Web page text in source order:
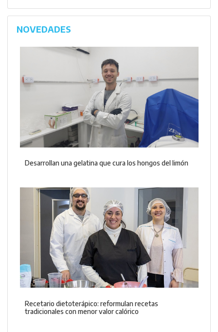
NOVEDADES
Desarrollan una gelatina que cura los hongos del limón
Recetario dietoterápico: reformulan recetas
tradicionales con menor valor calórico